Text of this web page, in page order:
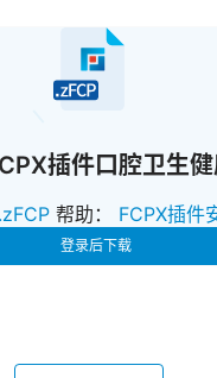
插件口腔卫生
.zFCP 帮助： FCPX插件
登录后下载